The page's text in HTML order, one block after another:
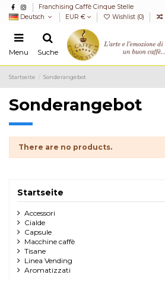
Franchising Caffè Cinque Stelle
Deutsch
EUR € Wishlist (0)
Menu Suche
Startseite Sonderangebot
Sonderangebot
There are no products.
Startseite
Accessori
Cialde
Capsule
Macchine caffè
Tisane
Linea Vending
Aromatizzati